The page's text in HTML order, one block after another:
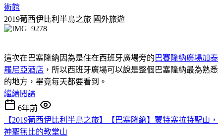
術館
2019葡西伊比利半島之旅 國外旅遊
這次在巴塞隆納因為是住在西班牙廣場旁的 巴賽隆納廣場加泰
羅尼亞酒店 ，所以西班牙廣場可以說是整個巴塞隆納最為熟悉
的地方，畢竟每天都要看到。
繼續閱讀
6年前
【2019葡西伊比利半島之旅】【巴塞隆納】蒙特塞拉特聖山，
神聖無比的教堂山